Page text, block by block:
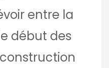
entre la
début des